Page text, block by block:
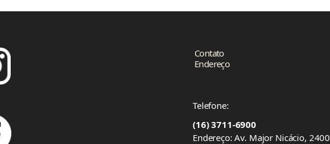
Contato
Endereço
Telefone:
(16) 3711-6900
Endereço: Av. Major Nicácio, 2400